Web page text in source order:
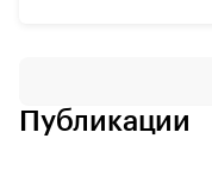
Публикации